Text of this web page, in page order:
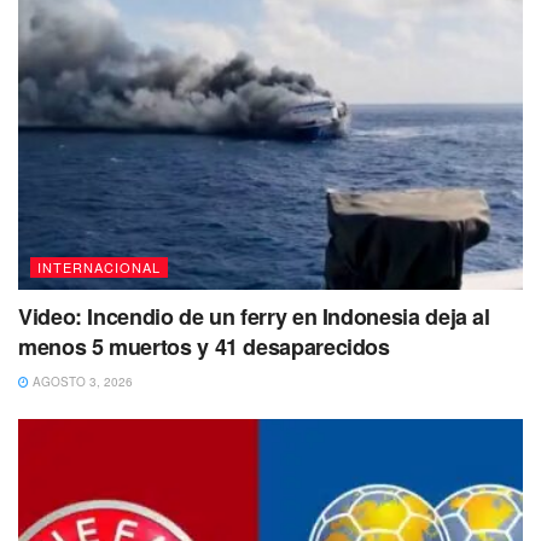
disparado antes de admitir que la madre de los niños,
Welch, tenía un arma en la propiedad.
Welch confirmó queera dueña del arma, pero le dijo a la
policía que generalmente la guardaba bajo llaveen una
caja debajo de su cama,pero que había perdido un
segundo juego de llaves.La policía encontró unarma en
la caja fuerte debajo de una cama,pero también
encontróun arma en el cajón de un vestido
propiedad.
INTERNACIONAL
Video: Incendio de un ferry en Indonesia deja al
menos 5 muertos y 41 desaparecidos
AGOSTO 3, 2026